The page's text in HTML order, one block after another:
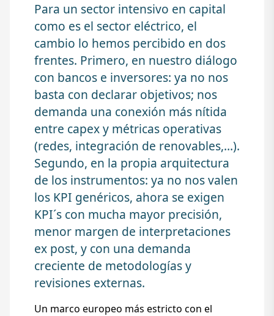
Para un sector intensivo en capital
como es el sector eléctrico, el
cambio lo hemos percibido en dos
frentes. Primero, en nuestro diálogo
con bancos e inversores: ya no nos
basta con declarar objetivos; nos
demanda una conexión más nítida
entre capex y métricas operativas
(redes, integración de renovables,…).
Segundo, en la propia arquitectura
de los instrumentos: ya no nos valen
los KPI genéricos, ahora se exigen
KPI´s con mucha mayor precisión,
menor margen de interpretaciones
ex post, y con una demanda
creciente de metodologías y
revisiones externas.
Un marco europeo más estricto con el